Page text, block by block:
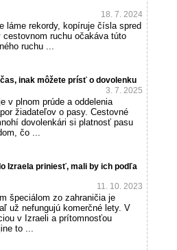
18. 7. 2024
láme rekordy, kopíruje čísla spred
ruchu očakáva túto
ruchu ...
inak môžete prísť o dovolenku
3. 7. 2025
v plnom prúde a oddelenia
žiadateľov o pasy. Cestovné
dovolenkári si platnosť pasu
čo ...
Izraela priniesť, mali by ich podľa
11. 10. 2023
špeciálom zo zahraničia je
už nefungujú komerčné lety. V
v Izraeli a prítomnosťou
to ...